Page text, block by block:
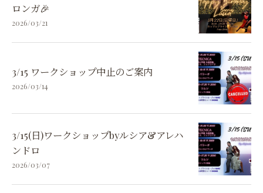
ロンガ🎉
2026/03/21
3/15 ワークショップ中止のご案内
2026/03/14
3/15(日)ワークショップbyルシア&アレハ
ンドロ
2026/03/07